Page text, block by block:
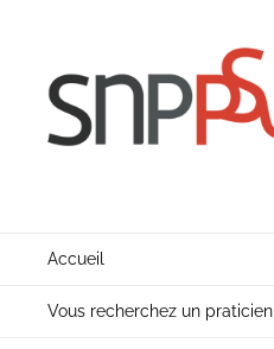
contenu
Accueil
Vous recherchez un praticien